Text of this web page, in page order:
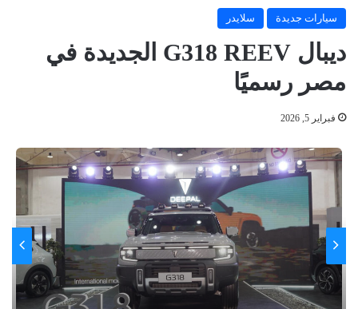
سيارات جديدة سلايدر
ديبال G318 REEV الجديدة في
مصر رسميًا
فبراير 5, 2026